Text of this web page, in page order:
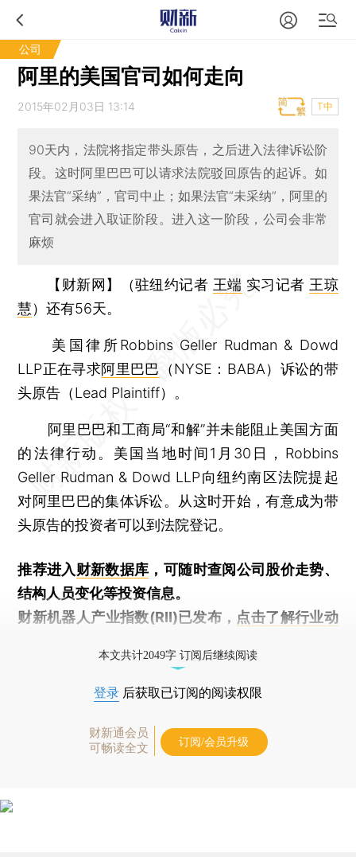
公司
阿里的美国官司如何走向
2015年02月03日 13:14 T中
90天内，法院将指定带头原告，之后进入法律诉讼阶
段。这时阿里巴巴可以请求法院驳回原告的起诉。如
果法官“采纳”，官司中止；如果法官“未采纳”，阿里的
官司就会进入取证阶段。进入这一阶段，公司会非常
麻烦
【财新网】（驻纽约记者 王端 实习记者 王琼
慧）还有56天。
美国律所Robbins Geller Rudman & Dowd
LLP正在寻求阿里巴巴 （NYSE：BABA）诉讼的带
头原告（Lead Plaintiff）。
阿里巴巴和工商局“和解”并未能阻止美国方面
的法律行动。美国当地时间1月30日，Robbins
Geller Rudman & Dowd LLP向纽约南区法院提起
对阿里巴巴的集体诉讼。从这时开始，有意成为带
头原告的投资者可以到法院登记。
推荐进入财新数据库 ，可随时查阅公司股价走势、
结构人员变化等投资信息。
财新机器人产业指数(RII)已发布， 点击了解行业动
本文共计2049字 订阅后继续阅读
登录 后获取已订阅的阅读权限
财新通会员
可畅读全文
订阅/会员升级